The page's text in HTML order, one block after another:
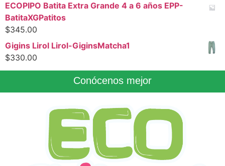
ECOPIPO Batita Extra Grande 4 a 6 años EPP-
BatitaXGPatitos
$345.00
Gigins Lirol Lirol-GiginsMatcha1
$330.00
Conócenos mejor